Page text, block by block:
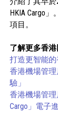
HKIA Cargo
項目。
了解更多香港
打造更智能
香港機場管
驗」
香港機場管
Cargo」電子